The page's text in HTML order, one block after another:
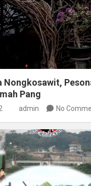
Nongkosawit,
Pang
admin No